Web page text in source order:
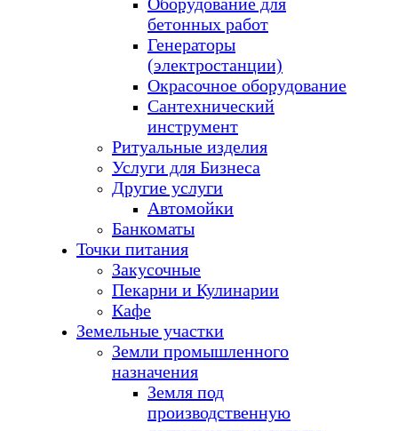
бетонных работ
Генераторы
(электростанции)
Окрасочное оборудование
Сантехнический
инструмент
Ритуальные изделия
Услуги для Бизнеса
Другие услуги
Автомойки
Банкоматы
Точки питания
Закусочные
Пекарни и Кулинарии
Кафе
Земельные участки
Земли промышленного
назначения
Земля под
производственную